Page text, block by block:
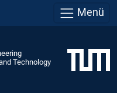
Menü
Technology